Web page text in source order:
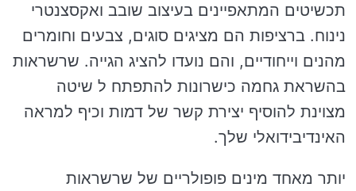
תכשיטים המתאפיינים בעיצוב שובב ואקסצנטרי
נינוח. ברציפות הם מציגים סוגים, צבעים וחומרים
מהנים וייחודיים, והם נועדו להציג הגייה. שרשראות
בהשראת גחמה כישרונות להתפתח ל שיטה
מצוינת להוסיף יצירת קשר של דמות וכיף למראה
האינדיבידואלי שלך.
יותר מאחד מינים פופולריים של שרשראות